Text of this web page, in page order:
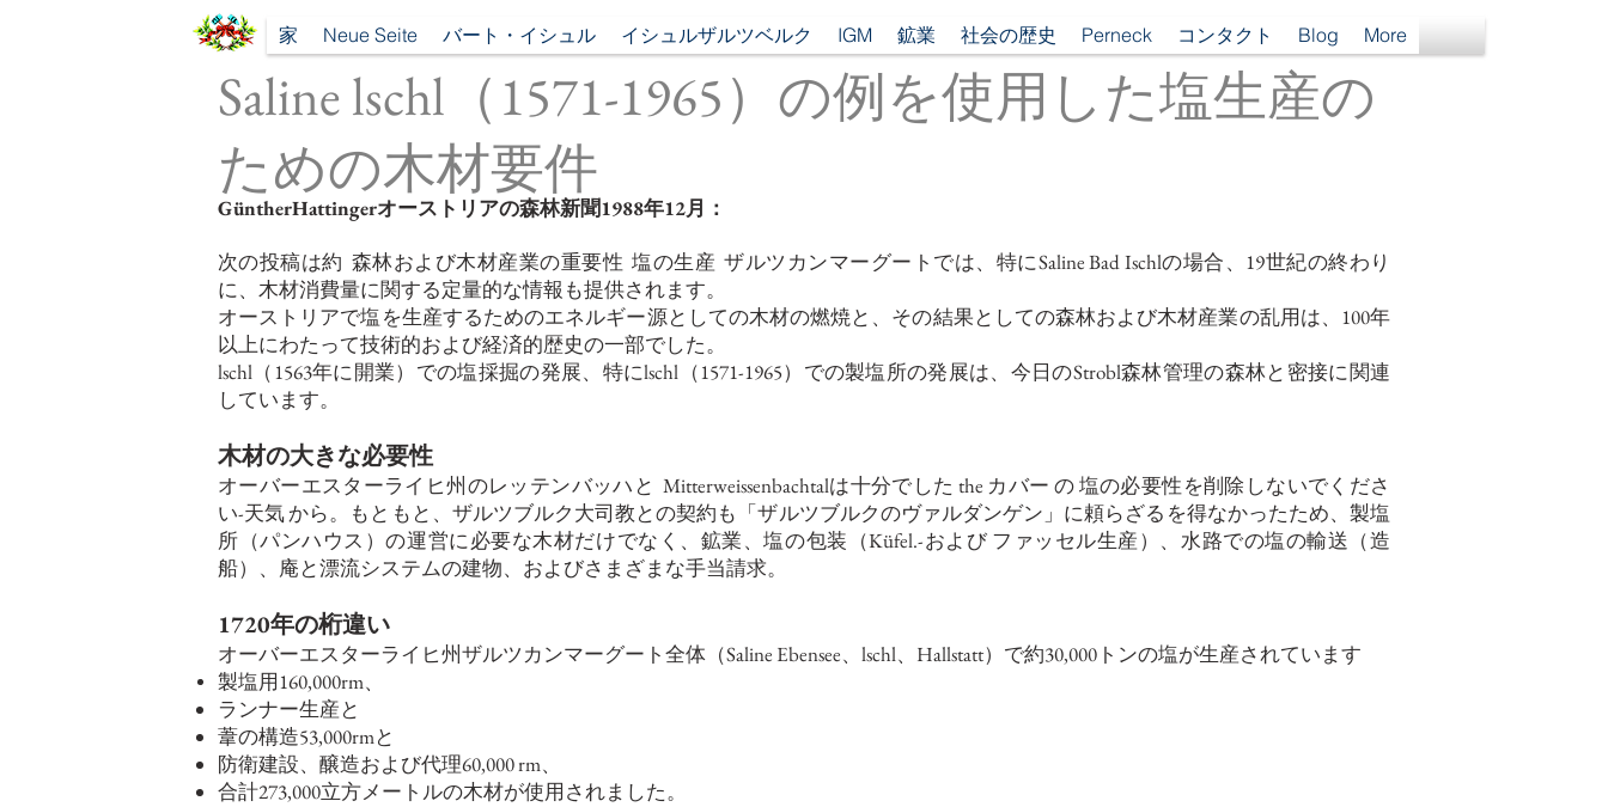
家 Neue Seite バート・イシュル イシュルザルツベルク IGM 鉱業 社会の歴史 Perneck コンタクト Blog More
Saline lschl（1571-1965）の例を使用した塩生産の
ための木材要件
GüntherHattingerオーストリアの森林新聞1988年12月：
次の投稿は約 森林および木材産業の重要性 塩の生産 ザルツカンマーグートでは、特にSaline Bad Ischlの場合、19世紀の終わり
に、木材消費量に関する定量的な情報も提供されます。
オーストリアで塩を生産するためのエネルギー源としての木材の燃焼と、その結果としての森林および木材産業の乱用は、100年
以上にわたって技術的および経済的歴史の一部でした。
lschl（1563年に開業）での塩採掘の発展、特にlschl（1571-1965）での製塩所の発展は、今日のStrobl森林管理の森林と密接に関連
しています。
木材の大きな必要性
オーバーエスターライヒ州のレッテンバッハと Mitterweissenbachtalは十分でした the カバー の塩の必要性を削除しないでくださ
い-天気から。もともと、ザルツブルク大司教との契約も「ザルツブルクのヴァルダンゲン」に頼らざるを得なかったため、製塩
所（パンハウス）の運営に必要な木材だけでなく、鉱業、塩の包装（Küfel.-および ファッセル生産）、水路での塩の輸送（造
船）、庵と漂流システムの建物、およびさまざまな手当請求。
1720年の桁違い
オーバーエスターライヒ州ザルツカンマーグート全体（Saline Ebensee、lschl、Hallstatt）で約30,000トンの塩が生産されています
製塩用160,000rm、
ランナー生産と
葦の構造53,000rmと
防衛建設、醸造および代理60,000 rm、
合計273,000立方メートルの木材が使用されました。